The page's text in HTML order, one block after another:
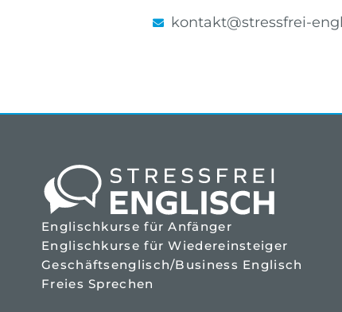
kontakt@stressfrei-
Englischkurse für Anfänger
Englischkurse für Wiedereinsteiger
Geschäftsenglisch/Business Englisch
Freies Sprechen